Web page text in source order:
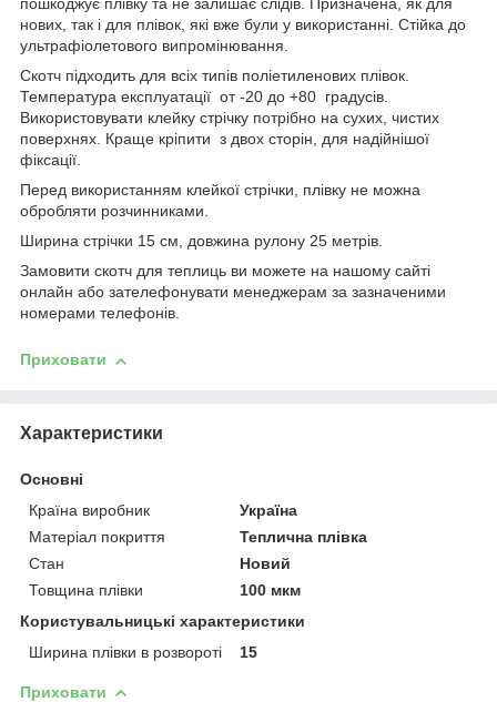
пошкоджує плівку та не залишає слідів. Призначена, як для
нових, так і для плівок, які вже були у використанні. Стійка до
ультрафіолетового випромінювання.
Скотч підходить для всіх типів поліетиленових плівок.
Температура експлуатації от -20 до +80 градусів.
Використовувати клейку стрічку потрібно на сухих, чистих
поверхнях. Краще кріпити з двох сторін, для надійнішої
фіксації.
Перед використанням клейкої стрічки, плівку не можна
обробляти розчинниками.
Ширина стрічки 15 см, довжина рулону 25 метрів.
Замовити скотч для теплиць ви можете на нашому сайті
онлайн або зателефонувати менеджерам за зазначеними
номерами телефонів.
Приховати
Характеристики
Основні
Країна виробник
Україна
Матеріал покриття
Теплична плівка
Стан
Новий
Товщина плівки
100 мкм
Користувальницькі характеристики
Ширина плівки в розвороті
15
Приховати